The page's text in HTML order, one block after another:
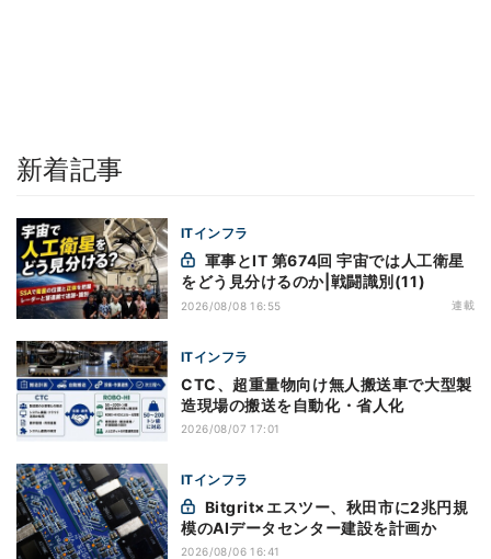
新着記事
ITインフラ
をどう見分けるのか|戦闘識別(11)
2026/08/08 16:55 連載
ITインフラ
CTC、超重量物向け無人搬送車で大型製
造現場の搬送を自動化・省人化
2026/08/07 17:01
ITインフラ
模のAIデータセンター建設を計画か
2026/08/06 16:41